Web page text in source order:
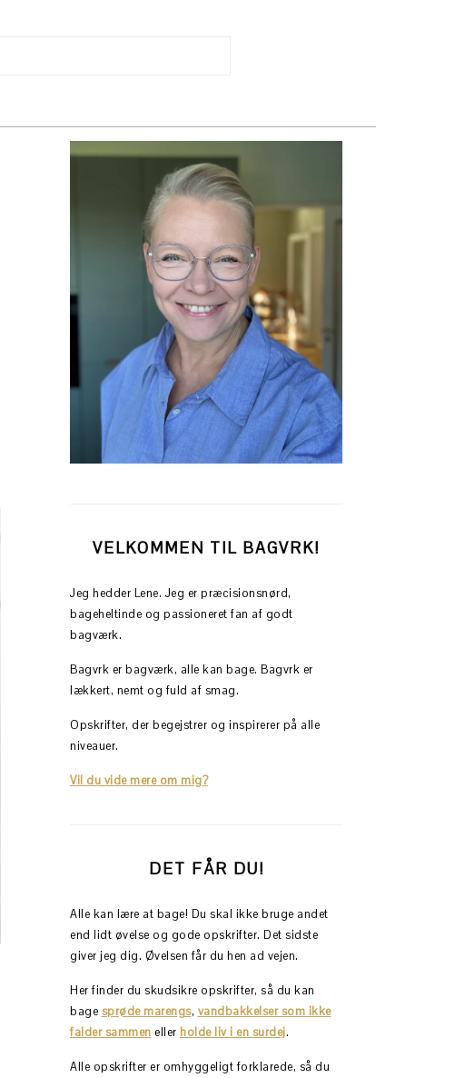
PRIMÆR
SIDEBAR
VELKOMMEN TIL BAGVRK!
Jeg hedder Lene. Jeg er præcisionsnørd,
bageheltinde og passioneret fan af godt
bagværk.
Bagvrk er bagværk, alle kan bage. Bagvrk er
lækkert, nemt og fuld af smag.
Opskrifter, der begejstrer og inspirerer på alle
niveauer.
Vil du vide mere om mig?
DET FÅR DU!
Alle kan lære at bage! Du skal ikke bruge andet
end lidt øvelse og gode opskrifter. Det sidste
giver jeg dig. Øvelsen får du hen ad vejen.
Her finder du skudsikre opskrifter, så du kan
bage sprøde marengs, vandbakkelser som ikke
falder sammen eller holde liv i en surdej.
Alle opskrifter er omhyggeligt forklarede, så du